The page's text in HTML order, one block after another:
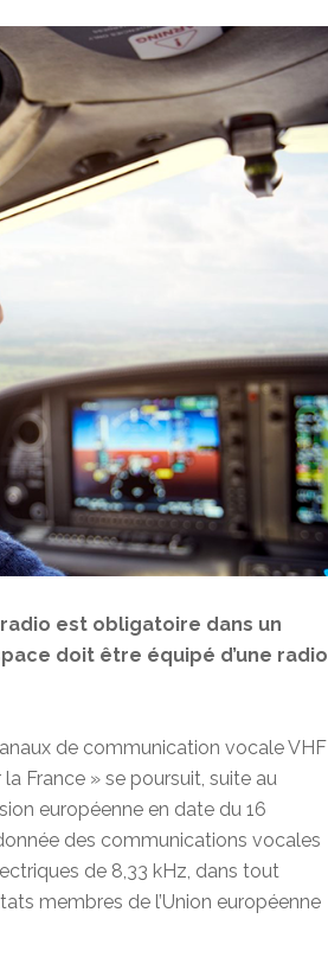
radio est obligatoire dans un
doit être équipé d’une radio
de communication vocale VHF
la France » se poursuit, suite au
européenne en date du 16
des communications vocales
de 8,33 kHz, dans tout
membres de l’Union européenne